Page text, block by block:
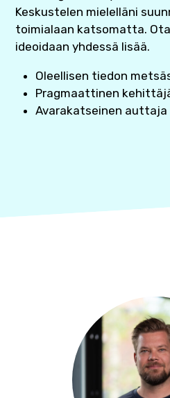
Keskustelen mielelläni
toimialaan katsomatta.
ideoidaan yhdessä lisää.
Oleellisen tiedon
Pragmaattinen
Avarakatseinen auttaja